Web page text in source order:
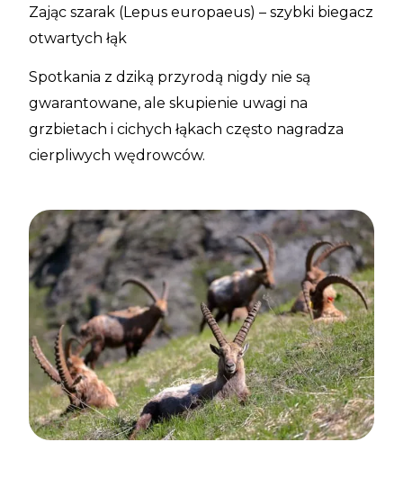
Zając szarak (Lepus europaeus) – szybki biegacz
otwartych łąk
Spotkania z dziką przyrodą nigdy nie są
gwarantowane, ale skupienie uwagi na
grzbietach i cichych łąkach często nagradza
cierpliwych wędrowców.